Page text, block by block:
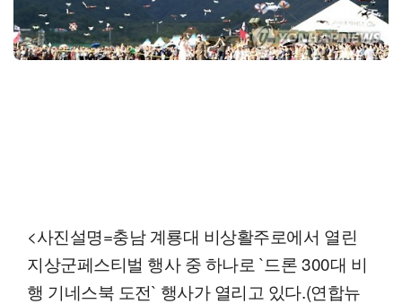
<사진설명=충남 계룡대 비상활주로에서 열린
지상군페스티벌 행사 중 하나로 `드론 300대 비
행 기네스북 도전` 행사가 열리고 있다.(연합뉴